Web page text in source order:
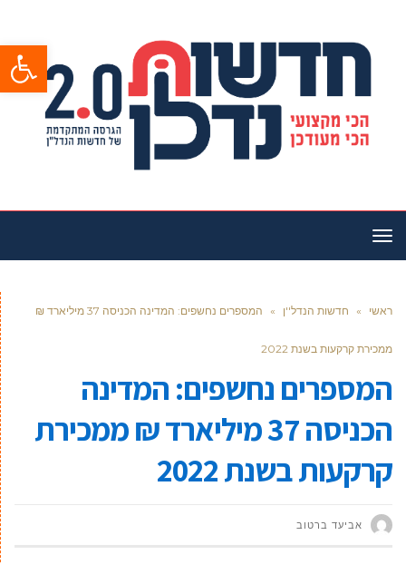
פתח
תפריט
ראשי » חדשות הנדל''ן » המספרים נחשפים: המדינה הכניסה 37 מיליארד ₪
ממכירת קרקעות בשנת 2022
המספרים נחשפים: המדינה
הכניסה 37 מיליארד ₪ ממכירת
קרקעות בשנת 2022
אביעד ברטוב